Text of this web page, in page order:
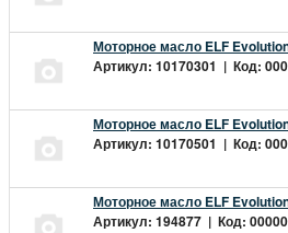
Моторное масло ELF
Артикул: 10170301 | Код:
Моторное масло ELF
Артикул: 10170501 | Код:
Моторное масло ELF
Артикул: 194877 | Код: